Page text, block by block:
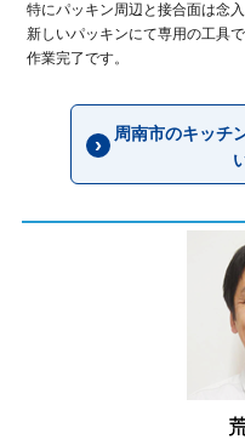
特にパッキン周辺と接合面は念入
新しいパッキンにて専用の工具
作業完了です。
周南市のキッチ